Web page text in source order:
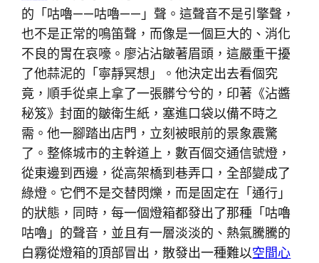
的「咕嚕——咕嚕——」聲。這聲音不是引擎聲，
也不是正常的鳴笛聲，而像是一個巨大的、消化
不良的胃在哀嚎。廖沾沾皺著眉頭，這嚴重干擾
了他蒜泥的「寧靜冥想」。他決定出去看個究
竟，順手從桌上拿了一張髒兮兮的，印著《沾醬
秘笈》封面的皺衛生紙，塞進口袋以備不時之
需。他一腳踏出店門，立刻被眼前的景象震驚
了。整條城市的主幹道上，數百個交通信號燈，
從東邊到西邊，從高架橋到巷弄口，全部變成了
綠燈。它們不是交替閃爍，而是固定在「通行」
的狀態，同時，每一個燈箱都發出了那種「咕嚕
咕嚕」的聲音，並且有一層淡淡的、熱氣騰騰的
白霧從燈箱的頂部冒出，散發出一種難以空間心